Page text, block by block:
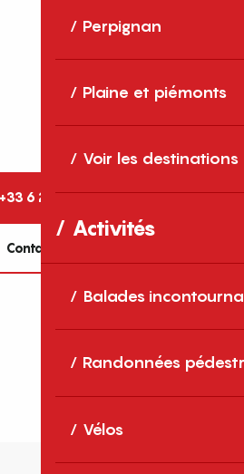
Perpignan
Plaine et piémonts
Voir les destinations
Activités
Balades
Randonnées
Vélos
+33 6 26 13 33▒▒
Contactez-nous